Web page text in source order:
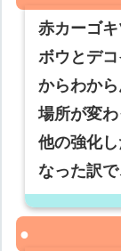
赤カーゴ
ボウとデ
からわか
場所が変わ
他の強化
なった訳